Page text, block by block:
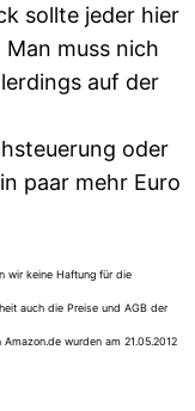
sollte jeder hier
muss nich
auf der
oder
paar mehr Euro
wir keine Haftung für die
auch die Preise und AGB der
wurden am 21.05.2012